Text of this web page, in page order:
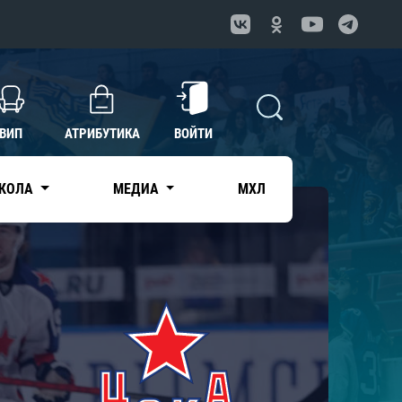
ВИП АТРИБУТИКА ВОЙТИ
МЕДИА МХЛ